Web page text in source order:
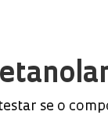
se o